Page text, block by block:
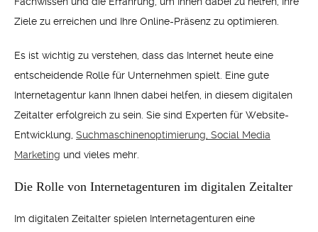
Ziele zu erreichen und Ihre Online-Präsenz zu optimieren.
Es ist wichtig zu verstehen, dass das Internet heute eine
entscheidende Rolle für Unternehmen spielt. Eine gute
Internetagentur kann Ihnen dabei helfen, in diesem digitalen
Zeitalter erfolgreich zu sein. Sie sind Experten für Website-
Entwicklung, Suchmaschinenoptimierung, Social Media
Marketing und vieles mehr.
Die Rolle von Internetagenturen im digitalen Zeitalter
Im digitalen Zeitalter spielen Internetagenturen eine